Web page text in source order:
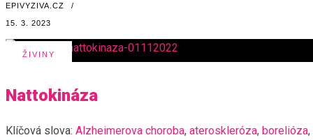
EPIVYZIVA.CZ /
15. 3. 2023
ŽIVINY
Nattokináza
Klíčová slova: Alzheimerova choroba, ateroskleróza, borelióza,